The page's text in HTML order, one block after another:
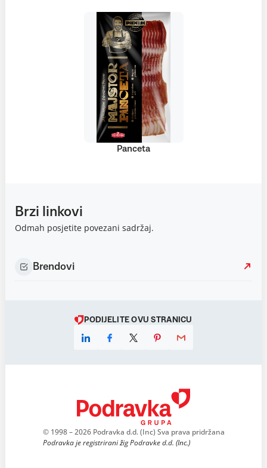
Panceta
Brzi linkovi
Odmah posjetite povezani sadržaj.
Brendovi
PODIJELITE OVU STRANICU
© 1998 – 2026 Podravka d.d. (Inc) Sva prava pridržana
Podravka je registrirani žig Podravke d.d. (Inc.)